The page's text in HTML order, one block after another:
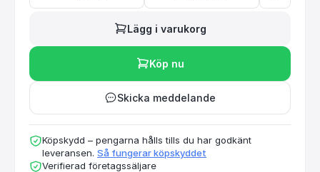
Lägg i varukorg
Köp nu
Skicka meddelande
Köpskydd – pengarna hålls tills du har godkänt
leveransen. Så fungerar köpskyddet
Verifierad företagssäljare